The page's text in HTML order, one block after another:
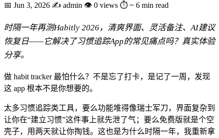
📅 Jun 3, 2026 ✍️ admin 👁 0 views ⏱ ~ 6 min read
时隔一年再测Habitly 2026，清爽界面、灵活备注、AI建议
恢复日——它解决了习惯追踪App的常见痛点吗？真实体验
分享。
做 habit tracker 最怕什么？不是忘了打卡，是记了一周，发现
这 app 根本不是你想要的。
太多习惯追踪类工具，要么功能堆得像瑞士军刀，界面复杂到
让你在“建立习惯”这件事上就先泄了气；要么免费版就是个空
壳子，用两天就让你掏钱。这也是为什么时隔一年，我重新拿